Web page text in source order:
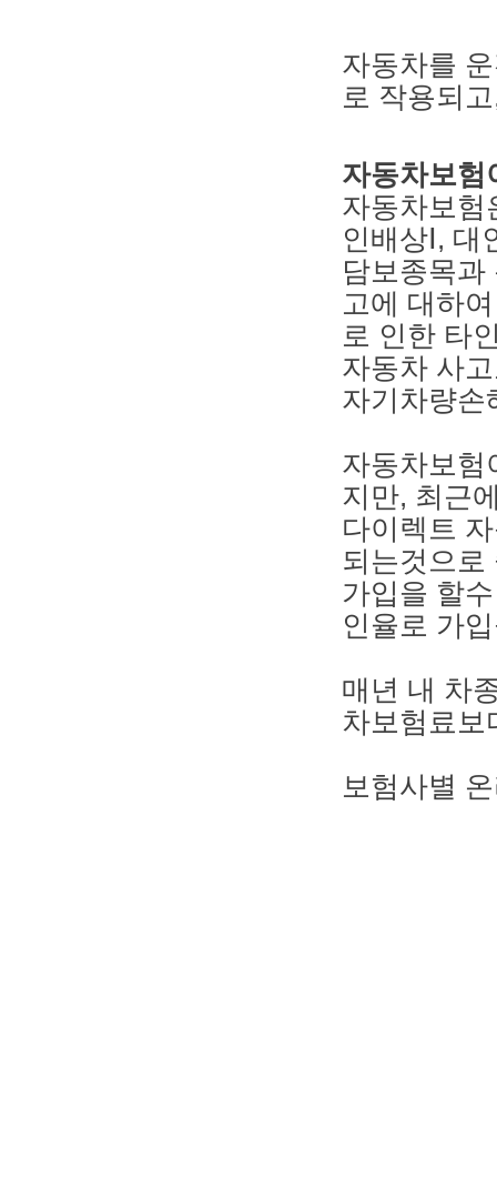
자동차를
로 작용되
자동차보험
자동차보험
인배상Ⅰ,
담보종목
고에 대하
로 인한 타
자동차 사
자기차량손
자동차보험
지만, 최근
다이렉트
되는것으로
가입을 할
인율로 가
매년 내 차
차보험료보
보험사별